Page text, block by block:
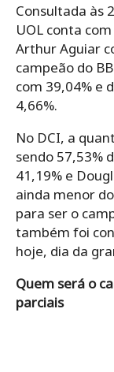
Consultada às
UOL conta
Arthur Aguiar
campeão do
com 39,04% e
4,66%.
No DCI, a
sendo 57,53%
41,19% e
ainda menor
para ser o
também foi
hoje, dia da
Quem será o
parciais